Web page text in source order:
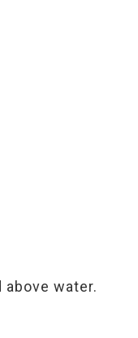
water.